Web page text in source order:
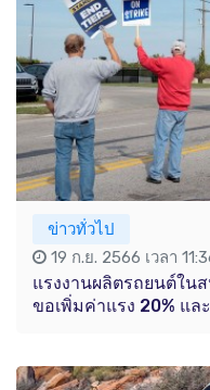
ข่าวทั่วไป
19 ก.ย. 2566 เวลา
แรงงานผลิตรถยนต์ใน
ขอเพิ่มค่าแรง 20% แล